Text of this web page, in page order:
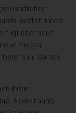
ländlichen
kürzlich innen
über neue
Fliesen.
bereits im Garten
Ihrem
Abstellraum).